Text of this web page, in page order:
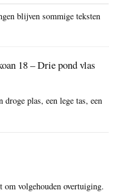
blijven sommige teksten
18 – Drie pond vlas
plas, een lege tas, een
om volgehouden overtuiging.